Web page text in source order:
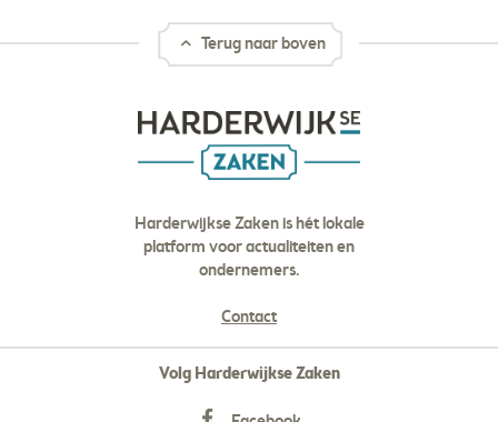
Terug naar boven
Harderwijkse Zaken is hét lokale
platform voor actualiteiten en
ondernemers.
Contact
Volg Harderwijkse Zaken